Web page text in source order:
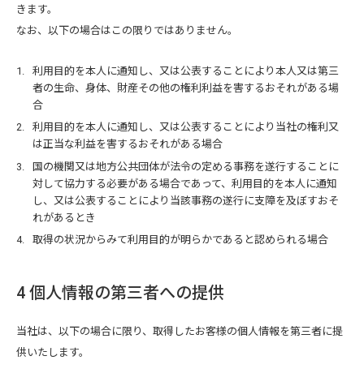
きます。
なお、以下の場合はこの限りではありません。
利用目的を本人に通知し、又は公表することにより本人又は第三
者の生命、身体、財産その他の権利利益を害するおそれがある場
合
利用目的を本人に通知し、又は公表することにより当社の権利又
は正当な利益を害するおそれがある場合
国の機関又は地方公共団体が法令の定める事務を遂行することに
対して協力する必要がある場合であって、利用目的を本人に通知
し、又は公表することにより当該事務の遂行に支障を及ぼすおそ
れがあるとき
取得の状況からみて利用目的が明らかであると認められる場合
4 個人情報の第三者への提供
当社は、以下の場合に限り、取得したお客様の個人情報を第三者に提
供いたします。